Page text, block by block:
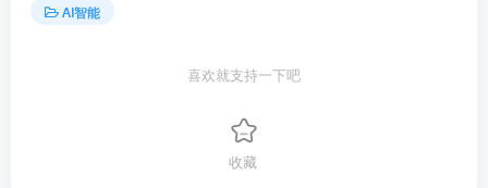
AI智能
喜欢就支持一下吧
收藏